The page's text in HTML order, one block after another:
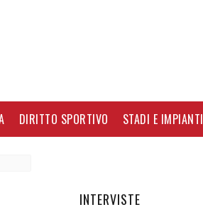
DIRITTO SPORTIVO STADI E IMPIANTI
INTERVISTE